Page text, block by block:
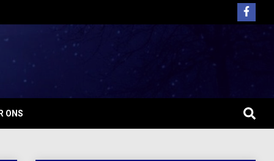
ONS